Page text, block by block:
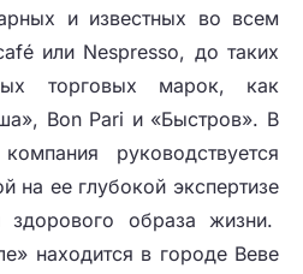
и известных во всем
или Nespresso, до таких
торговых марок, как
Bon Pari и «Быстров». В
руководствуется
на ее глубокой экспертизе
здорового образа жизни.
находится в городе Веве